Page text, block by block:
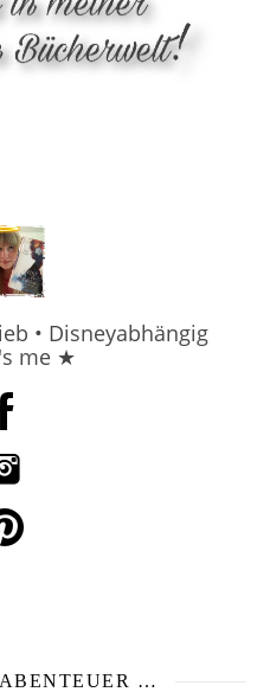
• Disneyabhängig
me ★
…